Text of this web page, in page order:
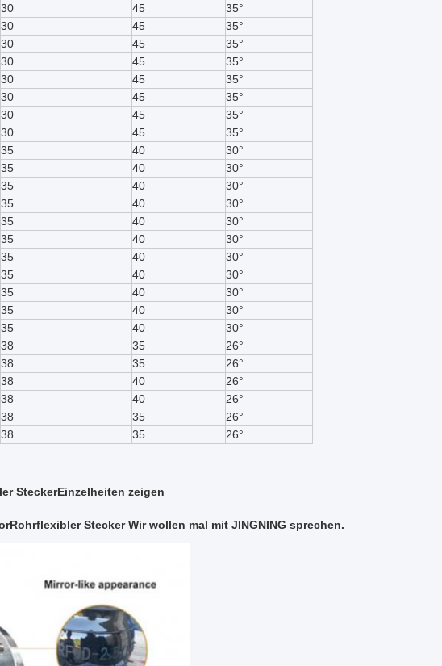
30 45
35°
30 45
35°
30 45
35°
30 45
35°
30 45
35°
30 45
35°
30 45
35°
30 45
35°
35 40
30°
35 40
30°
35 40
30°
35 40
30°
35 40
30°
35 40
30°
35 40
30°
35 40
30°
35 40
30°
35 40
30°
35 40
30°
38 35
26°
38 35
26°
38 40
26°
38 40
26°
38 35
26°
38 35 26°
SteckerEinzelheiten zeigen
Rohrflexibler Stecker Wir wollen mal mit JINGNING sprechen.